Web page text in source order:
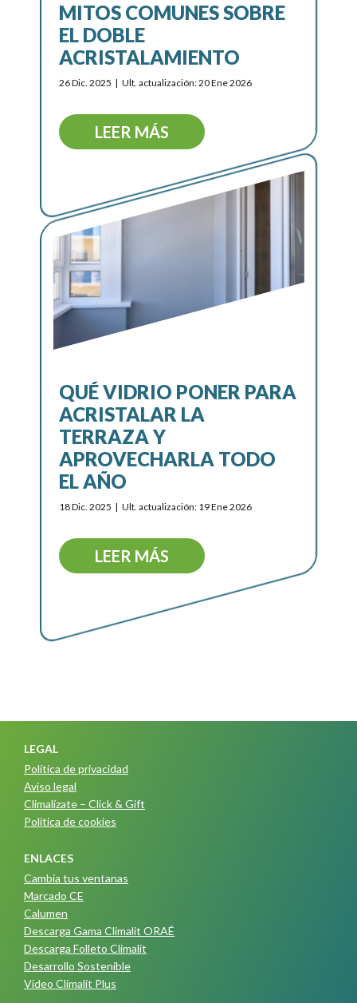
MITOS COMUNES SOBRE
EL DOBLE
ACRISTALAMIENTO
26 Dic. 2025 Ult. actualización: 20 Ene 2026
LEER MÁS
QUÉ VIDRIO PONER PARA
ACRISTALAR LA
TERRAZA Y
APROVECHARLA TODO
EL AÑO
18 Dic. 2025 Ult. actualización: 19 Ene 2026
LEER MÁS
LEGAL
Política de privacidad
Aviso legal
Climalízate – Click & Gift
Política de cookies
ENLACES
Cambia tus ventanas
Marcado CE
Calumen
Descarga Gama Climalit ORAÉ
Descarga Folleto Climalit
Desarrollo Sostenible
Video Climalit Plus